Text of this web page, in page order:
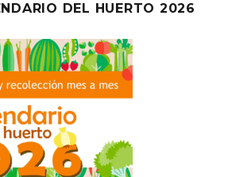
DEL HUERTO 2026